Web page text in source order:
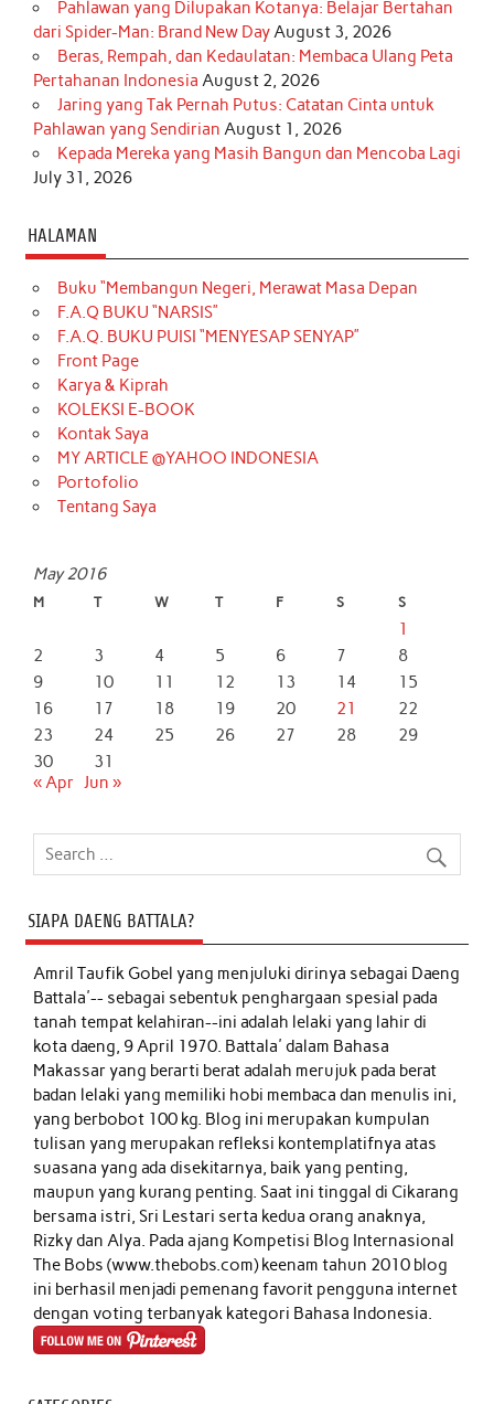
Pahlawan yang Dilupakan Kotanya: Belajar Bertahan
dari Spider-Man: Brand New DayAugust 3, 2026
Beras, Rempah, dan Kedaulatan: Membaca Ulang Peta
Pertahanan Indonesia August 2, 2026
Jaring yang Tak Pernah Putus: Catatan Cinta untuk
Pahlawan yang Sendirian August 1, 2026
Kepada Mereka yang Masih Bangun dan Mencoba Lagi
July 31, 2026
HALAMAN
Buku “Membangun Negeri, Merawat Masa Depan
F.A.Q BUKU “NARSIS”
F.A.Q. BUKU PUISI “MENYESAP SENYAP”
Front Page
Karya & Kiprah
KOLEKSI E-BOOK
Kontak Saya
MY ARTICLE @YAHOO INDONESIA
Portofolio
Tentang Saya
May 2016
M T W T F S S
1
2
3 4 5 6 7
8
9
10 11 12 13 14
15
16
17 18 19 20 21
22
23
24 25 26 27 28
29
30
31
« Apr Jun »
SIAPA DAENG BATTALA?
Amril Taufik Gobelyang menjuluki dirinya sebagai Daeng
Battala'-- sebagai sebentuk penghargaan spesial pada
tanah tempat kelahiran--ini adalah lelaki yang lahir di
kota daeng, 9 April 1970. Battala' dalam Bahasa
Makassar yang berarti berat adalah merujuk pada berat
badan lelaki yang memiliki hobi membaca dan menulis ini,
yang berbobot 100 kg. Blog ini merupakan kumpulan
tulisan yang merupakan refleksi kontemplatifnya atas
suasana yang ada disekitarnya, baik yang penting,
maupun yang kurang penting. Saat ini tinggal di Cikarang
bersama istri, Sri Lestari serta kedua orang anaknya,
Rizky dan Alya. Pada ajang Kompetisi Blog Internasional
The Bobs (www.thebobs.com) keenam tahun 2010 blog
ini berhasil menjadi pemenang favorit pengguna internet
dengan voting terbanyak kategori Bahasa Indonesia.